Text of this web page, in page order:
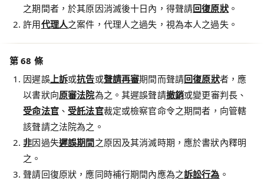
之期間者，於其原因消滅後十日內，得聲請回復原狀。
許用代理人之案件，代理人之過失，視為本人之過失。
第 68 條
因遲誤上訴或抗告或聲請再審期間而聲請回復原狀者，應
以書狀向原審法院為之。其遲誤聲請撤銷或變更審判長、
受命法官、 受託法官裁定或檢察官命令之期間者，向管轄
該聲請之法院為之。
非因過失遲誤期間之原因及其消滅時期，應於書狀內釋明
之。
聲請回復原狀，應同時補行期間內應為之訴訟行為 。